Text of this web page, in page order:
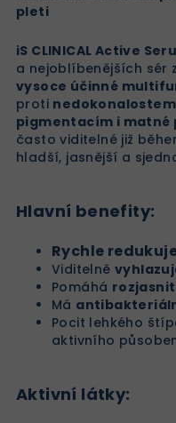
pleti
iS CLINICAL Active
a nejoblíbenějších sér
vysoce účinné
proti
pigmentacím i matné
často viditelné již
hladší, jasnější a
Hlavní benefity:
Rychle
Viditelně
Pomáhá
Má
Pocit lehkého
aktivního
Aktivní látky: